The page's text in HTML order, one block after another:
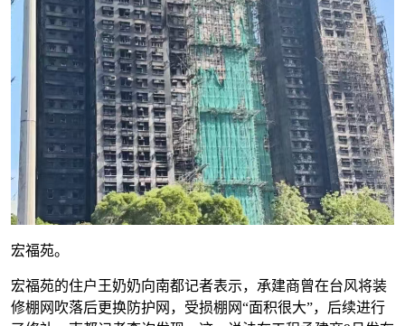
宏福苑。
宏福苑的住户王奶奶向南都记者表示，承建商曾在台风将装
修棚网吹落后更换防护网，受损棚网“面积很大”，后续进行